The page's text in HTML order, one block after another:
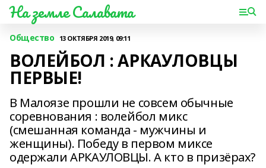
На земле Салавата
Общество 13 ОКТЯБРЯ 2019, 09:11
ВОЛЕЙБОЛ : АРКАУЛОВЦЫ
ПЕРВЫЕ!
В Малоязе прошли не совсем обычные
соревнования : волейбол микс
(смешанная команда - мужчины и
женщины). Победу в первом миксе
одержали АРКАУЛОВЦЫ. А кто в призёрах?